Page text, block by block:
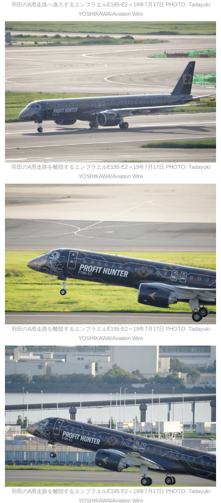
羽田のA滑走路へ進入するエンブラエルE195-E2＝19年7月17日 PHOTO: Tadayuki
YOSHIKAWA/Aviation Wire
羽田のA滑走路を離陸するエンブラエルE195-E2＝19年7月17日 PHOTO: Tadayuki
YOSHIKAWA/Aviation Wire
羽田のA滑走路を離陸するエンブラエルE195-E2＝19年7月17日 PHOTO: Tadayuki
YOSHIKAWA/Aviation Wire
羽田のA滑走路を離陸するエンブラエルE195-E2＝19年7月17日 PHOTO: Tadayuki
YOSHIKAWA/Aviation Wire